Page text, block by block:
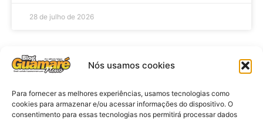
Nós usamos cookies
Para fornecer as melhores experiências, usamos tecnologias como
cookies para armazenar e/ou acessar informações do dispositivo. O
consentimento para essas tecnologias nos permitirá processar dados
28 de julho de 2026